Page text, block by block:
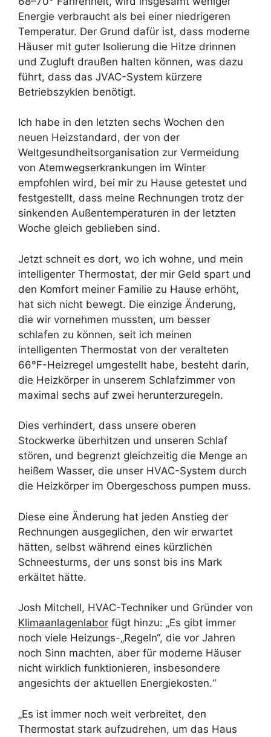
Energie verbraucht als bei einer niedrigeren
Temperatur. Der Grund dafür ist, dass moderne
Häuser mit guter Isolierung die Hitze drinnen
und Zugluft draußen halten können, was dazu
führt, dass das JVAC-System kürzere
Betriebszyklen benötigt.
Ich habe in den letzten sechs Wochen den
neuen Heizstandard, der von der
Weltgesundheitsorganisation zur Vermeidung
von Atemwegserkrankungen im Winter
empfohlen wird, bei mir zu Hause getestet und
festgestellt, dass meine Rechnungen trotz der
sinkenden Außentemperaturen in der letzten
Woche gleich geblieben sind.
Jetzt schneit es dort, wo ich wohne, und mein
intelligenter Thermostat, der mir Geld spart und
den Komfort meiner Familie zu Hause erhöht,
hat sich nicht bewegt. Die einzige Änderung,
die wir vornehmen mussten, um besser
schlafen zu können, seit ich meinen
intelligenten Thermostat von der veralteten
66°F-Heizregel umgestellt habe, besteht darin,
die Heizkörper in unserem Schlafzimmer von
maximal sechs auf zwei herunterzuregeln.
Dies verhindert, dass unsere oberen
Stockwerke überhitzen und unseren Schlaf
stören, und begrenzt gleichzeitig die Menge an
heißem Wasser, die unser HVAC-System durch
die Heizkörper im Obergeschoss pumpen muss.
Diese eine Änderung hat jeden Anstieg der
Rechnungen ausgeglichen, den wir erwartet
hätten, selbst während eines kürzlichen
Schneesturms, der uns sonst bis ins Mark
erkältet hätte.
Josh Mitchell, HVAC-Techniker und Gründer von
Klimaanlagenlabor fügt hinzu: „Es gibt immer
noch viele Heizungs-„Regeln“, die vor Jahren
noch Sinn machten, aber für moderne Häuser
nicht wirklich funktionieren, insbesondere
angesichts der aktuellen Energiekosten.“
„Es ist immer noch weit verbreitet, den
Thermostat stark aufzudrehen, um das Haus